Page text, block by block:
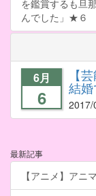
を鑑賞するも旦
んでした」★６
6月
6
【
結
2017/
最新記事
【アニメ】アニ